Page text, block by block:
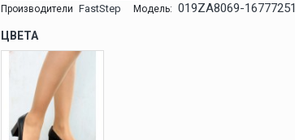
Производители FastStep Модель: 019ZA8069-16777251
ЦВЕТА